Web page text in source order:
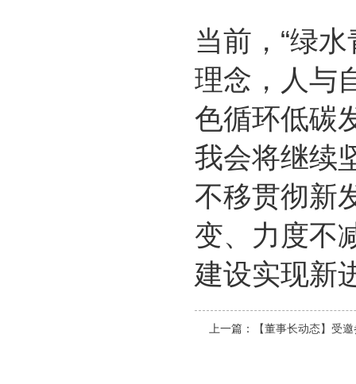
当前，“绿
理念，人与
色循环低碳
我会将继续
不移贯彻新
变、力度不
建设实现新
上一篇： 【董事长动态】受